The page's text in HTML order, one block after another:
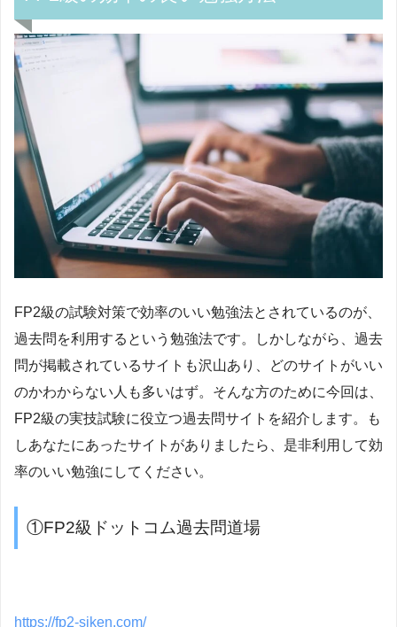
FP2級の試験対策で効率のいい勉強法とされているのが、
過去問を利用するという勉強法です。しかしながら、過去
問が掲載されているサイトも沢山あり、どのサイトがいい
のかわからない人も多いはず。そんな方のために今回は、
FP2級の実技試験に役立つ過去問サイトを紹介します。も
しあなたにあったサイトがありましたら、是非利用して効
率のいい勉強にしてください。
①FP2級ドットコム過去問道場
https://fp2-siken.com/